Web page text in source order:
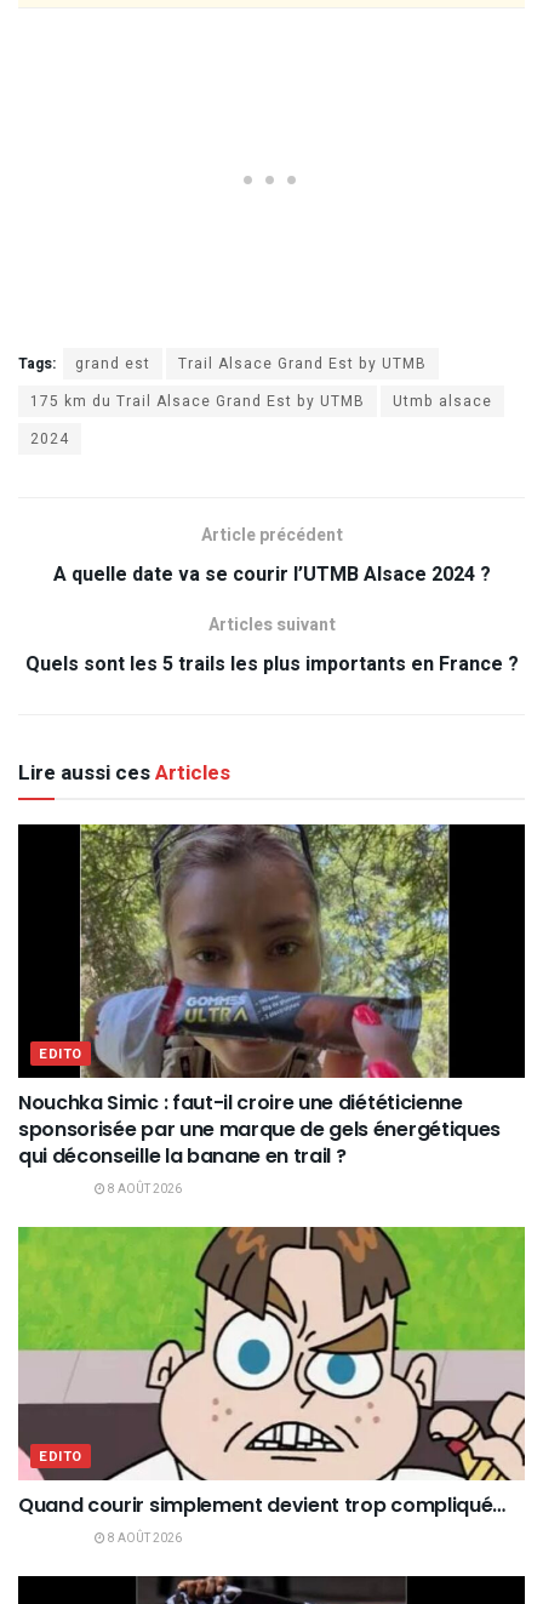
Tags: grand est
Trail Alsace Grand Est by UTMB
175 km du Trail Alsace Grand Est by UTMB
Utmb alsace
2024
Article précédent
A quelle date va se courir l’UTMB Alsace 2024 ?
Articles suivant
Quels sont les 5 trails les plus importants en France ?
Lire aussi cesArticles
EDITO
Nouchka Simic : faut-il croire une diététicienne
sponsorisée par une marque de gels énergétiques
qui déconseille la banane en trail ?
8 AOÛT 2026
EDITO
Quand courir simplement devient trop compliqué…
8 AOÛT 2026